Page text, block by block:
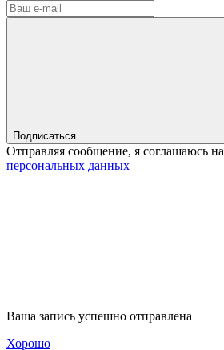
Подписаться
Отправляя сообщение, я соглашаюсь на
персональных данных
Ваша запись успешно отправлена
Хорошо